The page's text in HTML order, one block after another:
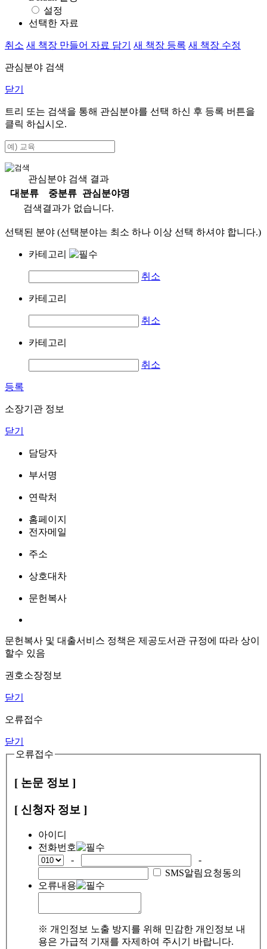
설정
선택한 자료
취소 새 책장 만들어 자료 담기 새 책장 등록 새 책장 수정
관심분야 검색
닫기
트리 또는 검색을 통해 관심분야를 선택 하신 후 등록 버튼을
클릭 하십시오.
관심분야 검색 결과
대분류
중분류
관심분야명
검색결과가 없습니다.
선택된 분야 (선택분야는 최소 하나 이상 선택 하셔야 합니다.)
카테고리
취소
카테고리
취소
카테고리
취소
등록
소장기관 정보
닫기
담당자
부서명
연락처
홈페이지
전자메일
주소
상호대차
문헌복사
문헌복사 및 대출서비스 정책은 제공도서관 규정에 따라 상이
할수 있음
권호소장정보
닫기
오류접수
닫기
오류접수
[ 논문 정보 ]
[ 신청자 정보 ]
아이디
전화번호
-
-
SMS알림요청동의
오류내용
※ 개인정보 노출 방지를 위해 민감한 개인정보 내
용은 가급적 기재를 자제하여 주시기 바랍니다.